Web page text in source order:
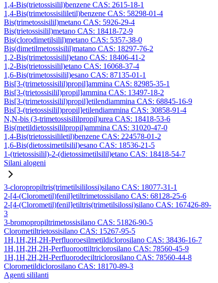
1,4-Bis(trietossisilil)benzene CAS: 2615-18-1
1,4-Bis(trimetossisililetil)benzene CAS: 58298-01-4
Bis(trimetossisilil)metano CAS: 5926-29-4
Bis(trietossisilil)metano CAS: 18418-72-9
Bis(clorodimetilsilil)metano CAS: 5357-38-0
Bis(dimetilmetossisilil)matano CAS: 18297-76-2
1,2-Bis(trimetossisilil)etano CAS: 18406-41-2
1,2-Bis(trietossisilil)etano CAS: 16068-37-4
1,6-Bis(trimetossisilil)esano CAS: 87135-01-1
Bis[3-(trimetossisilil)propil]ammina CAS: 82985-35-1
Bis[3-(trietossisilil)propil]ammina CAS: 13497-18-2
Bis[3-(trimetossisilil)propil]etilendiammina CAS: 68845-16-9
Bis[3-(trietossisilil)propil]etilendiammina CAS: 30858-91-4
N,N-bis (3-trimetossisililpropil)urea CAS: 18418-53-6
Bis(metildietossisililpropil)ammina CAS: 31020-47-0
1,4-Bis(trietossisililetil)benzene CAS: 224578-01-2
1,6-Bis(dietossimetilsilil)esano CAS: 18536-21-5
1-(trietossisilil)-2-(dietossimetilsilil)etano CAS: 18418-54-7
Silani alogeni
3-cloropropiltris(trimetilsililossi)silano CAS: 18077-31-1
2-[4-(Clorometil)fenil]etiltrimetossisilano CAS: 68128-25-6
2-[4-(Clorometil)fenil]etiltris(trimetilsilossi)silano CAS: 167426-89-
3
3-bromopropiltrimetossisilano CAS: 51826-90-5
Clorometiltrietossisilano CAS: 15267-95-5
1H,1H,2H,2H-Perfluoroesilmetildiclorosilano CAS: 38436-16-7
1H,1H,2H,2H-Perfluoroottiltriclorosilano CAS: 78560-45-9
1H,1H,2H,2H-Perfluorodeciltriclorosilano CAS: 78560-44-8
Clorometildiclorosilano CAS: 18170-89-3
Agenti sililanti